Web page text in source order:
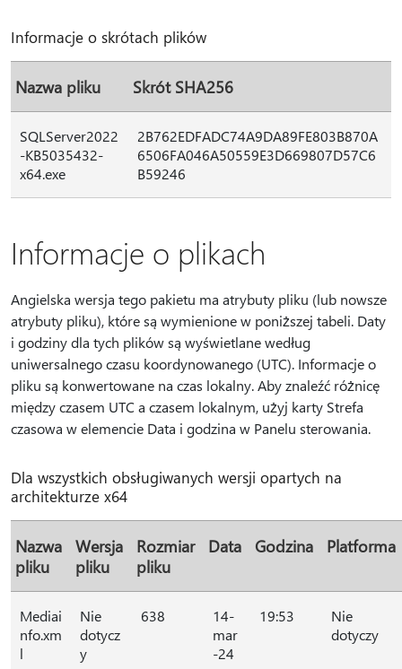
Informacje o skrótach plików
Nazwa pliku Skrót SHA256
SQLServer2022
-KB5035432-
x64.exe
2B762EDFADC74A9DA89FE803B870A
6506FA046A50559E3D669807D57C6
B59246
Informacje o plikach
Angielska wersja tego pakietu ma atrybuty pliku (lub nowsze
atrybuty pliku), które są wymienione w poniższej tabeli. Daty
i godziny dla tych plików są wyświetlane według
uniwersalnego czasu koordynowanego (UTC). Informacje o
pliku są konwertowane na czas lokalny. Aby znaleźć różnicę
między czasem UTC a czasem lokalnym, użyj karty Strefa
czasowa w elemencie Data i godzina w Panelu sterowania.
Dla wszystkich obsługiwanych wersji opartych na
architekturze x64
Nazwa
pliku
Wersja
pliku
Rozmiar
pliku
Data Godzina Platforma
Mediai
nfo.xm
l
Nie
dotycz
y
638
14-
mar
-24
19:53
Nie
dotyczy